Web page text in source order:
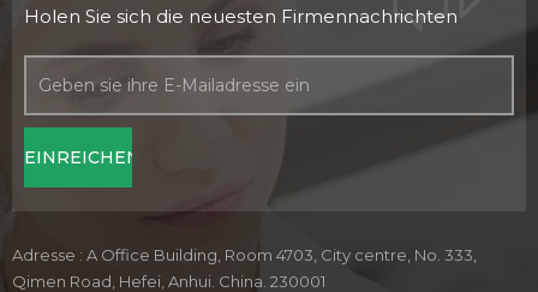
Holen Sie sich die neuesten Firmennachrichten
Adresse : A Office Building, Room 4703, City centre, No. 333,
Qimen Road, Hefei, Anhui. China. 230001